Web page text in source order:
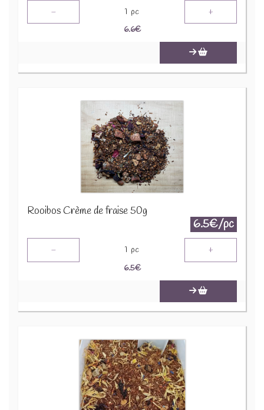
- 1 pc +
6.6€
Rooibos Crème de fraise 50g
6.5€/pc
- 1 pc +
6.5€